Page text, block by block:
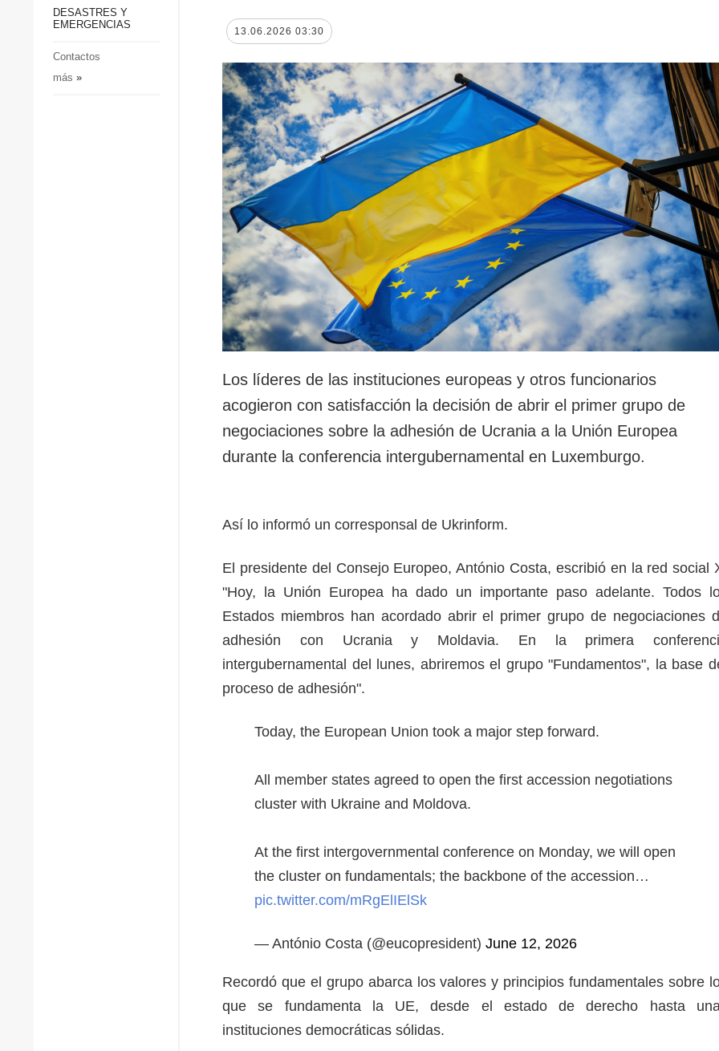
Sociedad y Cultura
Desastres y emergencias
DESASTRES Y
EMERGENCIAS
Contactos
más »
13.06.2026 03:30
Los líderes de las instituciones europeas y otros funcionarios
acogieron con satisfacción la decisión de abrir el primer grupo de
negociaciones sobre la adhesión de Ucrania a la Unión Europea
durante la conferencia intergubernamental en Luxemburgo.
Así lo informó un corresponsal de Ukrinform.
El presidente del Consejo Europeo, António Costa, escribió en la red social
"Hoy, la Unión Europea ha dado un importante paso adelante. Todos
Estados miembros han acordado abrir el primer grupo de negociaciones
adhesión con Ucrania y Moldavia. En la primera
intergubernamental del lunes, abriremos el grupo "Fundamentos", la base
proceso de adhesión".
Today, the European Union took a major step forward.
All member states agreed to open the first accession negotiations
cluster with Ukraine and Moldova.
At the first intergovernmental conference on Monday, we will open
the cluster on fundamentals; the backbone of the accession…
pic.twitter.com/mRgElIElSk
— António Costa (@eucopresident) June 12, 2026
Recordó que el grupo abarca los valores y principios fundamentales sobre
que se fundamenta la UE, desde el estado de derecho hasta
instituciones democráticas sólidas.